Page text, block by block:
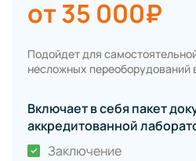
от 35 000₽
Подойдет для
несложных переоборудований
Включает в себя пакет
аккредитованной
Заключение